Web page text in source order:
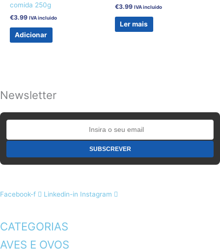
comida 250g
€3.99 IVA incluido
Adicionar
€3.99 IVA incluido
Ler mais
Newsletter
Facebook-f Linkedin-in Instagram
CATEGORIAS
AVES E OVOS